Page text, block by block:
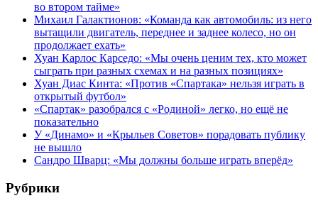
во втором тайме»
Михаил Галактионов: «Команда как автомобиль: из него
вытащили двигатель, переднее и заднее колесо, но он
продолжает ехать»
Хуан Карлос Карседо: «Мы очень ценим тех, кто может
сыграть при разных схемах и на разных позициях»
Хуан Диас Кинта: «Против «Спартака» нельзя играть в
открытый футбол»
«Спартак» разобрался с «Родиной» легко, но ещё не
показательно
У «Динамо» и «Крыльев Советов» порадовать публику
не вышло
Сандро Шварц: «Мы должны больше играть вперёд»
Рубрики